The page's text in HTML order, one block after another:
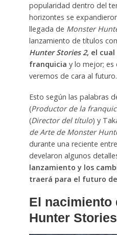
popularidad dentro del
horizontes se
llegada de Monster
lanzamiento de títulos
Hunter Stories 2, el
franquicia y lo mejor; es
veremos de cara al futuro.
Esto según las palabras
(Productor de la
(Director del título) y
de Arte de Monster
durante una reciente
develaron algunos
lanzamiento y los
traerá para el futuro
El nacimiento
Hunter Stories